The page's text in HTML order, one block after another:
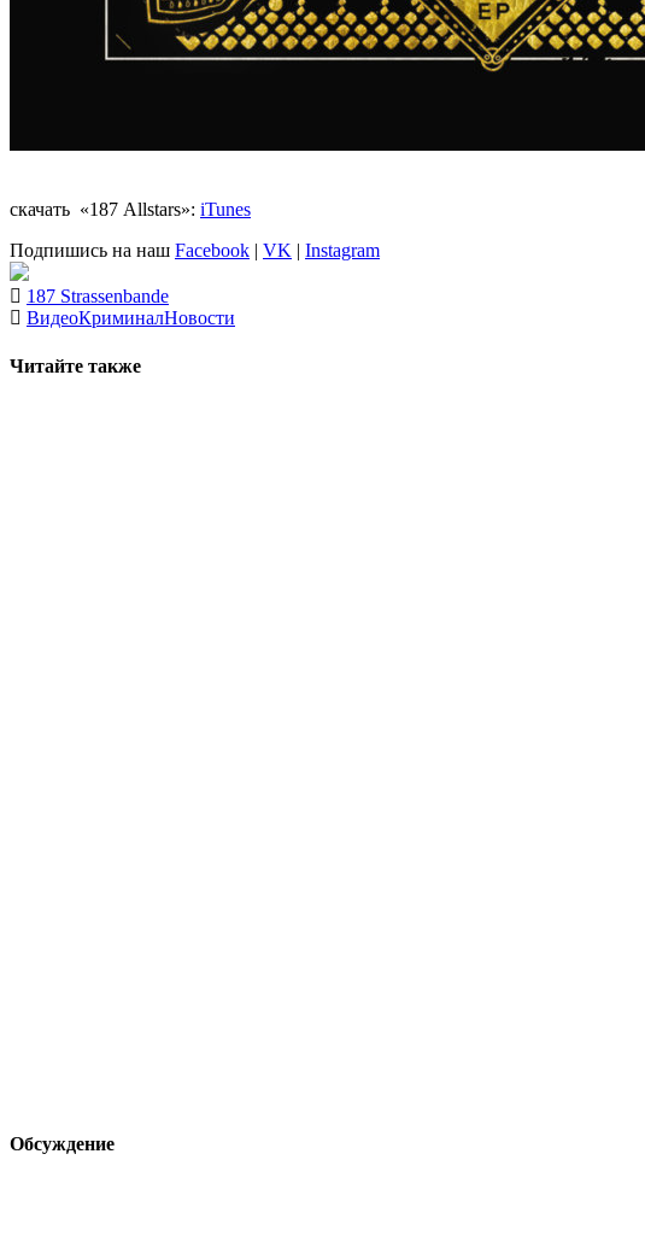
скачать «187 Allstars»: iTunes
Подпишись на наш Facebook | VK | Instagram
187 Strassenbande
ВидеоКриминалНовости
Читайте также
Обсуждение